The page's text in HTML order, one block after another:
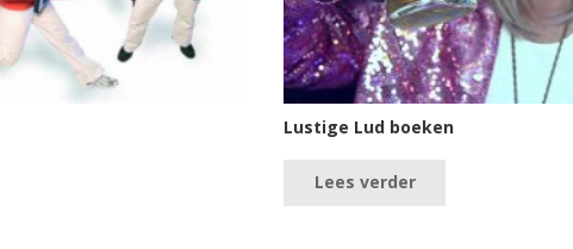
Lustige Lud boeken
Lees verder